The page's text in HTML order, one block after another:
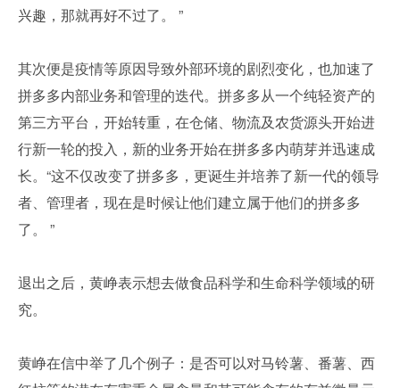
兴趣，那就再好不过了。 ”
其次便是疫情等原因导致外部环境的剧烈变化，也加速了
拼多多内部业务和管理的迭代。拼多多从一个纯轻资产的
第三方平台，开始转重，在仓储、物流及农货源头开始进
行新一轮的投入，新的业务开始在拼多多内萌芽并迅速成
长。“这不仅改变了拼多多，更诞生并培养了新一代的领导
者、管理者，现在是时候让他们建立属于他们的拼多多
了。 ”
退出之后，黄峥表示想去做食品科学和生命科学领域的研
究。
黄峥在信中举了几个例子：是否可以对马铃薯、番薯、西